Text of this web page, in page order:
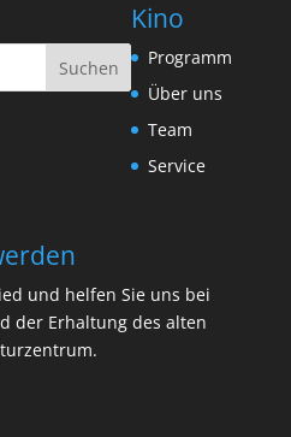
Kino
Programm
Über uns
Team
Service
und helfen Sie uns bei
der Erhaltung des alten